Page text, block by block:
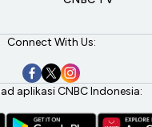
Connect With Us:
aplikasi CNBC Indonesia: